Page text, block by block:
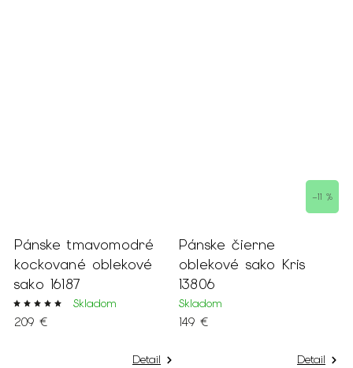
Pánske tmavomodré
kockované oblekové
sako 16187
Skladom
209 €
Detail
–11 %
Pánske čierne
oblekové sako Kris
13806
Skladom
149 €
Detail